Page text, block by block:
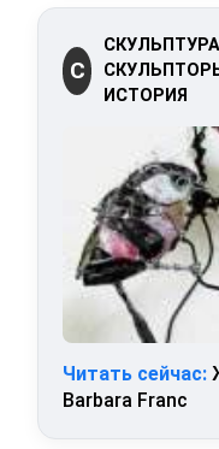
С
ИСТОРИЯ
Читать сейчас:
Barbara Franc